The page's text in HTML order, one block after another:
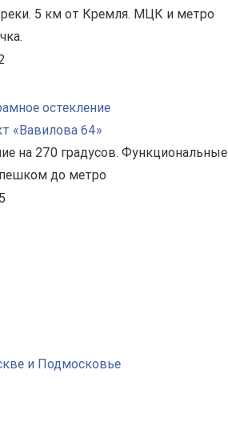
5 км от Кремля. МЦК и метро
«Вавилова 64»
на 270 градусов. Функциональные
до метро
и Подмосковье